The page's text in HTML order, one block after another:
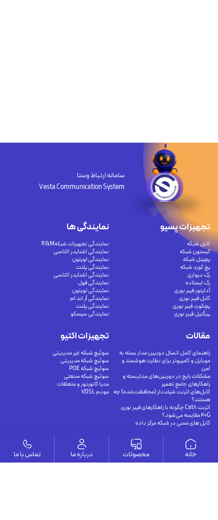
سامانه ارتباط وستا
Vesta Communication System
وستا
ارتباط با ما
تجهیزات پسیو
کابل شبکه
کیستون شبکه
پچپنل شبکه
پچ کورد شبکه
رک دیواری
رک ایستاده
آداپتور فیبر نوری
کابل فیبر نوری
پچکورد فیبر نوری
پیگتیل فیبر نوری
تجهیزات اکتیو
سوئیچ شبکه غیر مدیریتی
سوئیچ شبکه مدیریتی
سوئیچ شبکه POE
سوئیچ شبکه صنعتی
مدیا کانورتور و متعلقات
مودم VDSL
نمایندگی ها
نمایندگی تجهیزات شبکهR&M
نمایندگی اشنایدر اکتاسی
نمایندگی لویتون
نمایندگی پلنت
نمایندگی اشنایدر اکتاسی
نمایندگی فول
نمایندگی لویتون
نمایندگی آر اند ام
نمایندگی پلنت
نمایندگی سیسکو
مقالات
راهنمای کامل اتصال دوربین مدار بسته به
موبایل و کامپیوتر برای نظارت هوشمند و
امن
مشکلات رایج در دوربین‌های مداربسته و
راهکارهای جامع تعمیر
کابل‌های اترنت شیلددار (محافظت‌شده) چه
هستند؟
اترنت Cat8 چگونه با راهکارهای فیبر نوری
40G مقایسه می‌شود؟
کابل های مسی در شبکه مرکز داده
خانه محصولات درباره ما تماس با ما